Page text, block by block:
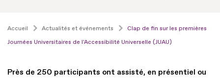
Accueil Actualités et événements
Clap de fin sur les premières
Journées Universitaires de l'Accessibilité Universelle (JUAU)
Près de 250 participants ont assisté, en présentiel ou